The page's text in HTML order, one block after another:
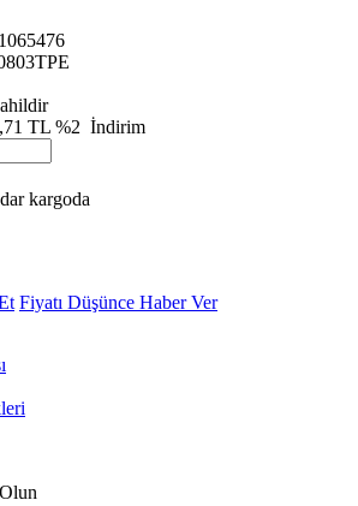
TL %2 İndirim
kargoda
Fiyatı Düşünce Haber Ver